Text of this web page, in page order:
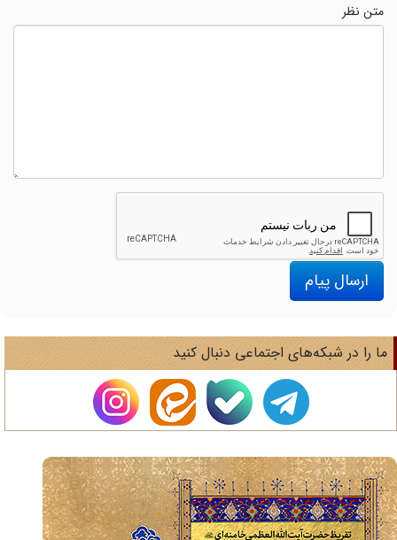
متن نظر
ارسال پیام
را در شبکه‌های اجتماعی دنبال کنید